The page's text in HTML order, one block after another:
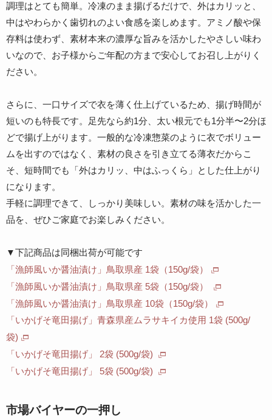
調理はとても簡単。冷凍のまま揚げるだけで、外はカリッと、
中はやわらかく歯切れのよい食感を楽しめます。アミノ酸や保
存料は使わず、素材本来の濃厚な旨みを活かしたやさしい味わ
いなので、お子様からご年配の方まで安心してお召し上がりく
ださい。
さらに、一口サイズで衣を薄く仕上げているため、揚げ時間が
短いのも特長です。足先なら約1分、太い根元でも1分半〜2分ほ
どで揚げ上がります。一般的な冷凍惣菜のように衣でボリュー
ムを出すのではなく、素材の良さを引き立てる薄衣だからこ
そ、短時間でも「外はカリッ、中はふっくら」とした仕上がり
になります。
手軽に調理できて、しっかり美味しい。素材の味を活かした一
品を、ぜひご家庭でお楽しみください。
▼下記商品は同梱出荷が可能です
「漁師風いか醤油漬け」鳥取県産 1袋（150g/袋）
「漁師風いか醤油漬け」鳥取県産 5袋（150g/袋）
「漁師風いか醤油漬け」鳥取県産 10袋（150g/袋）
「いかげそ竜田揚げ」青森県産ムラサキイカ使用 1袋 (500g/
袋)
「いかげそ竜田揚げ」 2袋 (500g/袋)
「いかげそ竜田揚げ」 5袋 (500g/袋)
市場バイヤーの一押し